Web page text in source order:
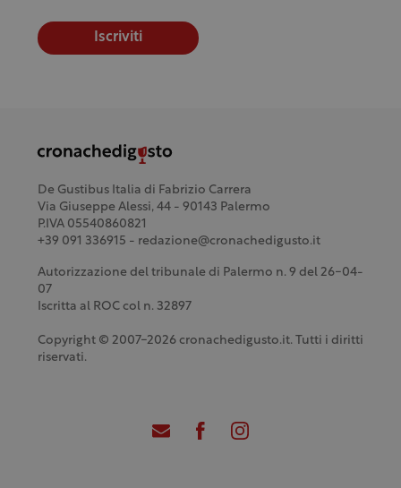
Iscriviti
De Gustibus Italia di Fabrizio Carrera
Via Giuseppe Alessi, 44 - 90143 Palermo
P.IVA 05540860821
+39 091 336915 - redazione@cronachedigusto.it
Autorizzazione del tribunale di Palermo n. 9 del 26-04-
07
Iscritta al ROC col n. 32897
Copyright © 2007-2026 cronachedigusto.it. Tutti i diritti
riservati.